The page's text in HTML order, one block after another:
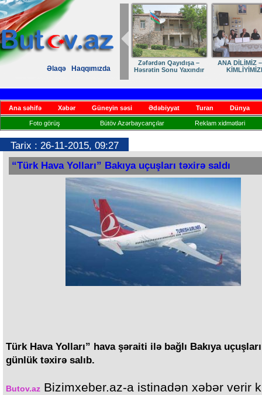
Əlaqə Haqqımızda
Dostumuza sürpriz
yubiley təbriki
Elmanın öz
Ana səhifə Xəbər Güneyin səsi Ədəbiyyat Turan Dünya
Foto görüş Bütöv Azərbaycançılar Reklam xidmətləri
Tarix : 26-11-2015, 09:27
“Türk Hava Yolları” Bakıya uçuşları təxirə saldı
Türk Hava Yolları” hava şəraiti ilə bağlı Bakıya
günlük təxirə salıb.
Butov.az Bizimxeber.az-a istinadən xəbər verir